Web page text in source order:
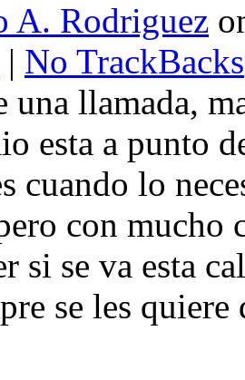
A. Rodriguez
| No TrackBacks
una llamada,
esta a punto
cuando lo
con mucho
si se va esta
se les quiere